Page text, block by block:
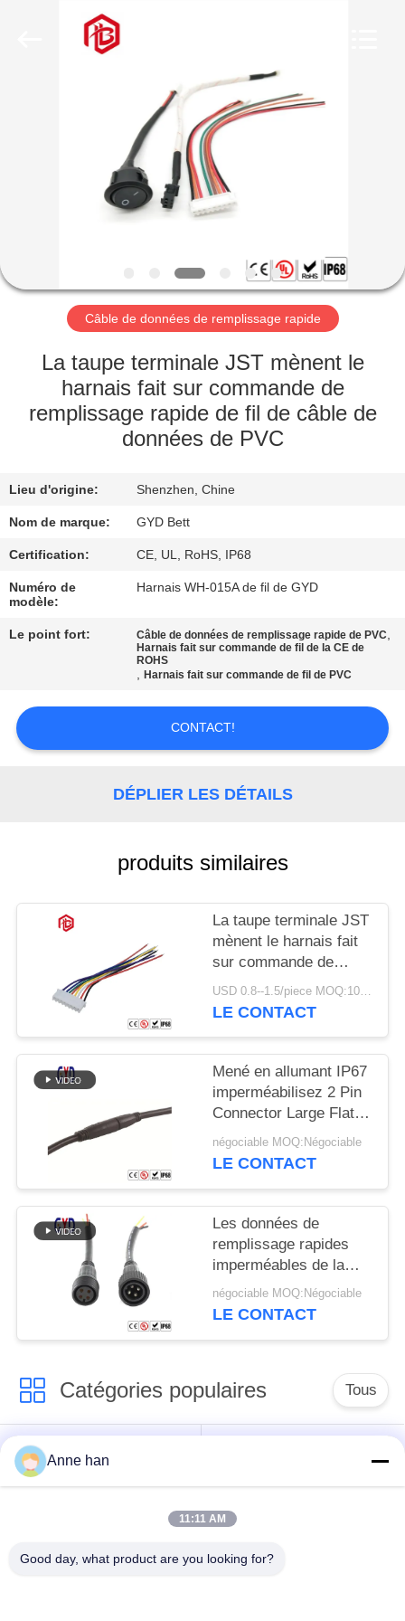
PRODUITS
DE
NOUS
VISITE
D'USINE
CONTRÔLE
QUALITÉ
PLAN
DU
POLICY
Câble de données de remplissage rapide
La taupe terminale JST mènent le
harnais fait sur commande de
remplissage rapide de fil de câble de
données de PVC
Lieu d'origine: Shenzhen, Chine
Nom de marque: GYD Bett
Certification: CE, UL, RoHS, IP68
Numéro de
modèle:
Harnais WH-015A de fil de GYD
Le point fort: Câble de données de remplissage rapide de PVC,
Harnais fait sur commande de fil de la CE de
ROHS
,Harnais fait sur commande de fil de PVC
CONTACT!
DÉPLIER LES DÉTAILS
produits similaires
La taupe terminale JST
mènent le harnais fait
sur commande de
remplissage rapide de
fil de câble de données
USD 0.8--1.5/piece MOQ:100 morceaux
LE CONTACT
Mené en allumant IP67
imperméabilisez 2 Pin
Connector Large Flat
Plug et prise
négociable MOQ:Négociable
LE CONTACT
Les données de
remplissage rapides
imperméables de la
bande IP67 câblent 2 3
4 5 Pin Cable
négociable MOQ:Négociable
LE CONTACT
Catégories populaires Tous
Connecteur circulaire
imperméable
basse tension
imperméable de
Support de la lampe
Anne han
11:11 AM
Good day, what product are you looking for?